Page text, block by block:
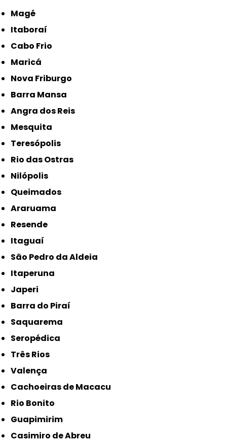
Magé
Itaboraí
Cabo Frio
Maricá
Nova Friburgo
Barra Mansa
Angra dos Reis
Mesquita
Teresópolis
Rio das Ostras
Nilópolis
Queimados
Araruama
Resende
Itaguaí
São Pedro da Aldeia
Itaperuna
Japeri
Barra do Piraí
Saquarema
Seropédica
Três Rios
Valença
Cachoeiras de Macacu
Rio Bonito
Guapimirim
Casimiro de Abreu